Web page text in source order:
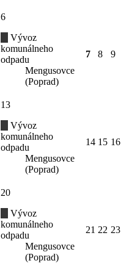
6
Vývoz
komunálneho
odpadu
Mengusovce
(Poprad)
7 8 9
13
Vývoz
komunálneho
odpadu
Mengusovce
(Poprad)
14 15 16
20
Vývoz
komunálneho
odpadu
Mengusovce
(Poprad)
21 22 23